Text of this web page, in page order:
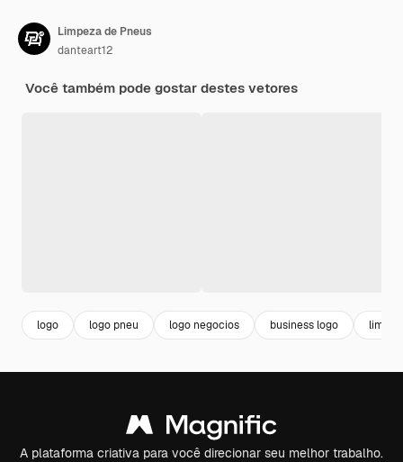
Limpeza de Pneus
danteart12
Você também pode gostar destes vetores
logo logo pneu logo negocios business logo
A plataforma criativa para você direcionar seu melhor trabalho.